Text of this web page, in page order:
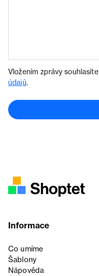
Vložením zprávy
údajů.
Informace
Co umíme
Šablony
Nápověda